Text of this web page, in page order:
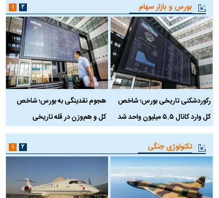
بورس و بازار سهام
رکوردشکنی تاریخی بورس؛ شاخص
کل وارد کانال ۵.۵ میلیون واحد شد
هجوم نقدینگی به بورس؛ شاخص
کل و هم‌وزن در قله تاریخی
۱ ۲
تکنولوژی جنگی ۱ ۲